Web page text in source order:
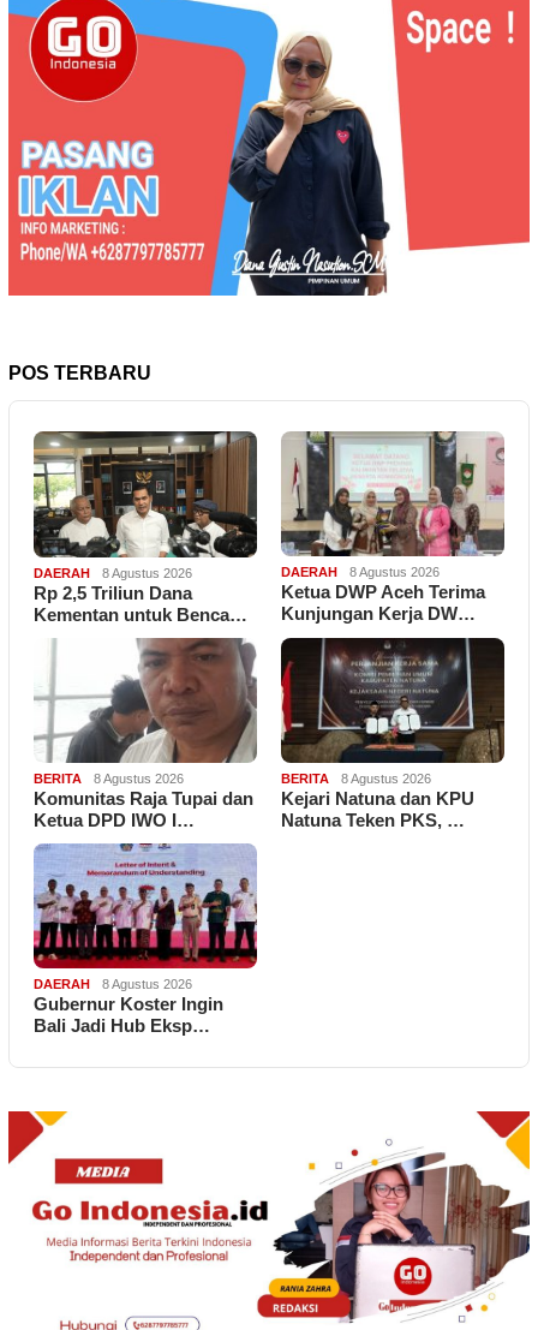
POS TERBARU
DAERAH 8 Agustus 2026
Rp 2,5 Triliun Dana
Kementan untuk Benca…
DAERAH 8 Agustus 2026
Ketua DWP Aceh Terima
Kunjungan Kerja DW…
BERITA 8 Agustus 2026
Komunitas Raja Tupai dan
Ketua DPD IWO I…
BERITA 8 Agustus 2026
Kejari Natuna dan KPU
Natuna Teken PKS, …
DAERAH 8 Agustus 2026
Gubernur Koster Ingin
Bali Jadi Hub Eksp…